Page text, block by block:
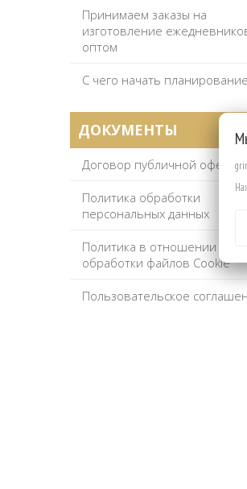
Принимаем заказы на
изготовление
оптом
С чего начать
ДОКУМЕНТЫ
Договор публичной оферты
Политика обработки
персональных данных
Политика в отношении
обработки файлов Cookie
Пользовательское